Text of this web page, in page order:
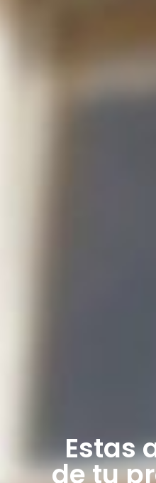
Estas
de tu